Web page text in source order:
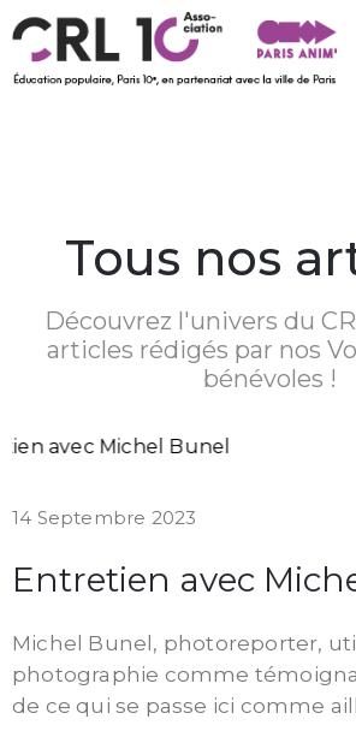
Tous nos
Découvrez l'univers du
articles rédigés par nos
bénévoles !
14 Septembre 2023
Entretien avec
Michel Bunel, photoreporter,
photographie comme
de ce qui se passe ici comme